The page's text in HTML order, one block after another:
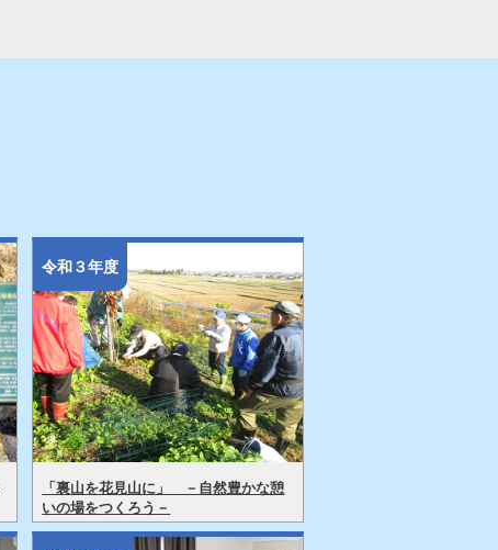
令和３年度
「裏山を花見山に」 －自然豊かな憩
いの場をつくろう－